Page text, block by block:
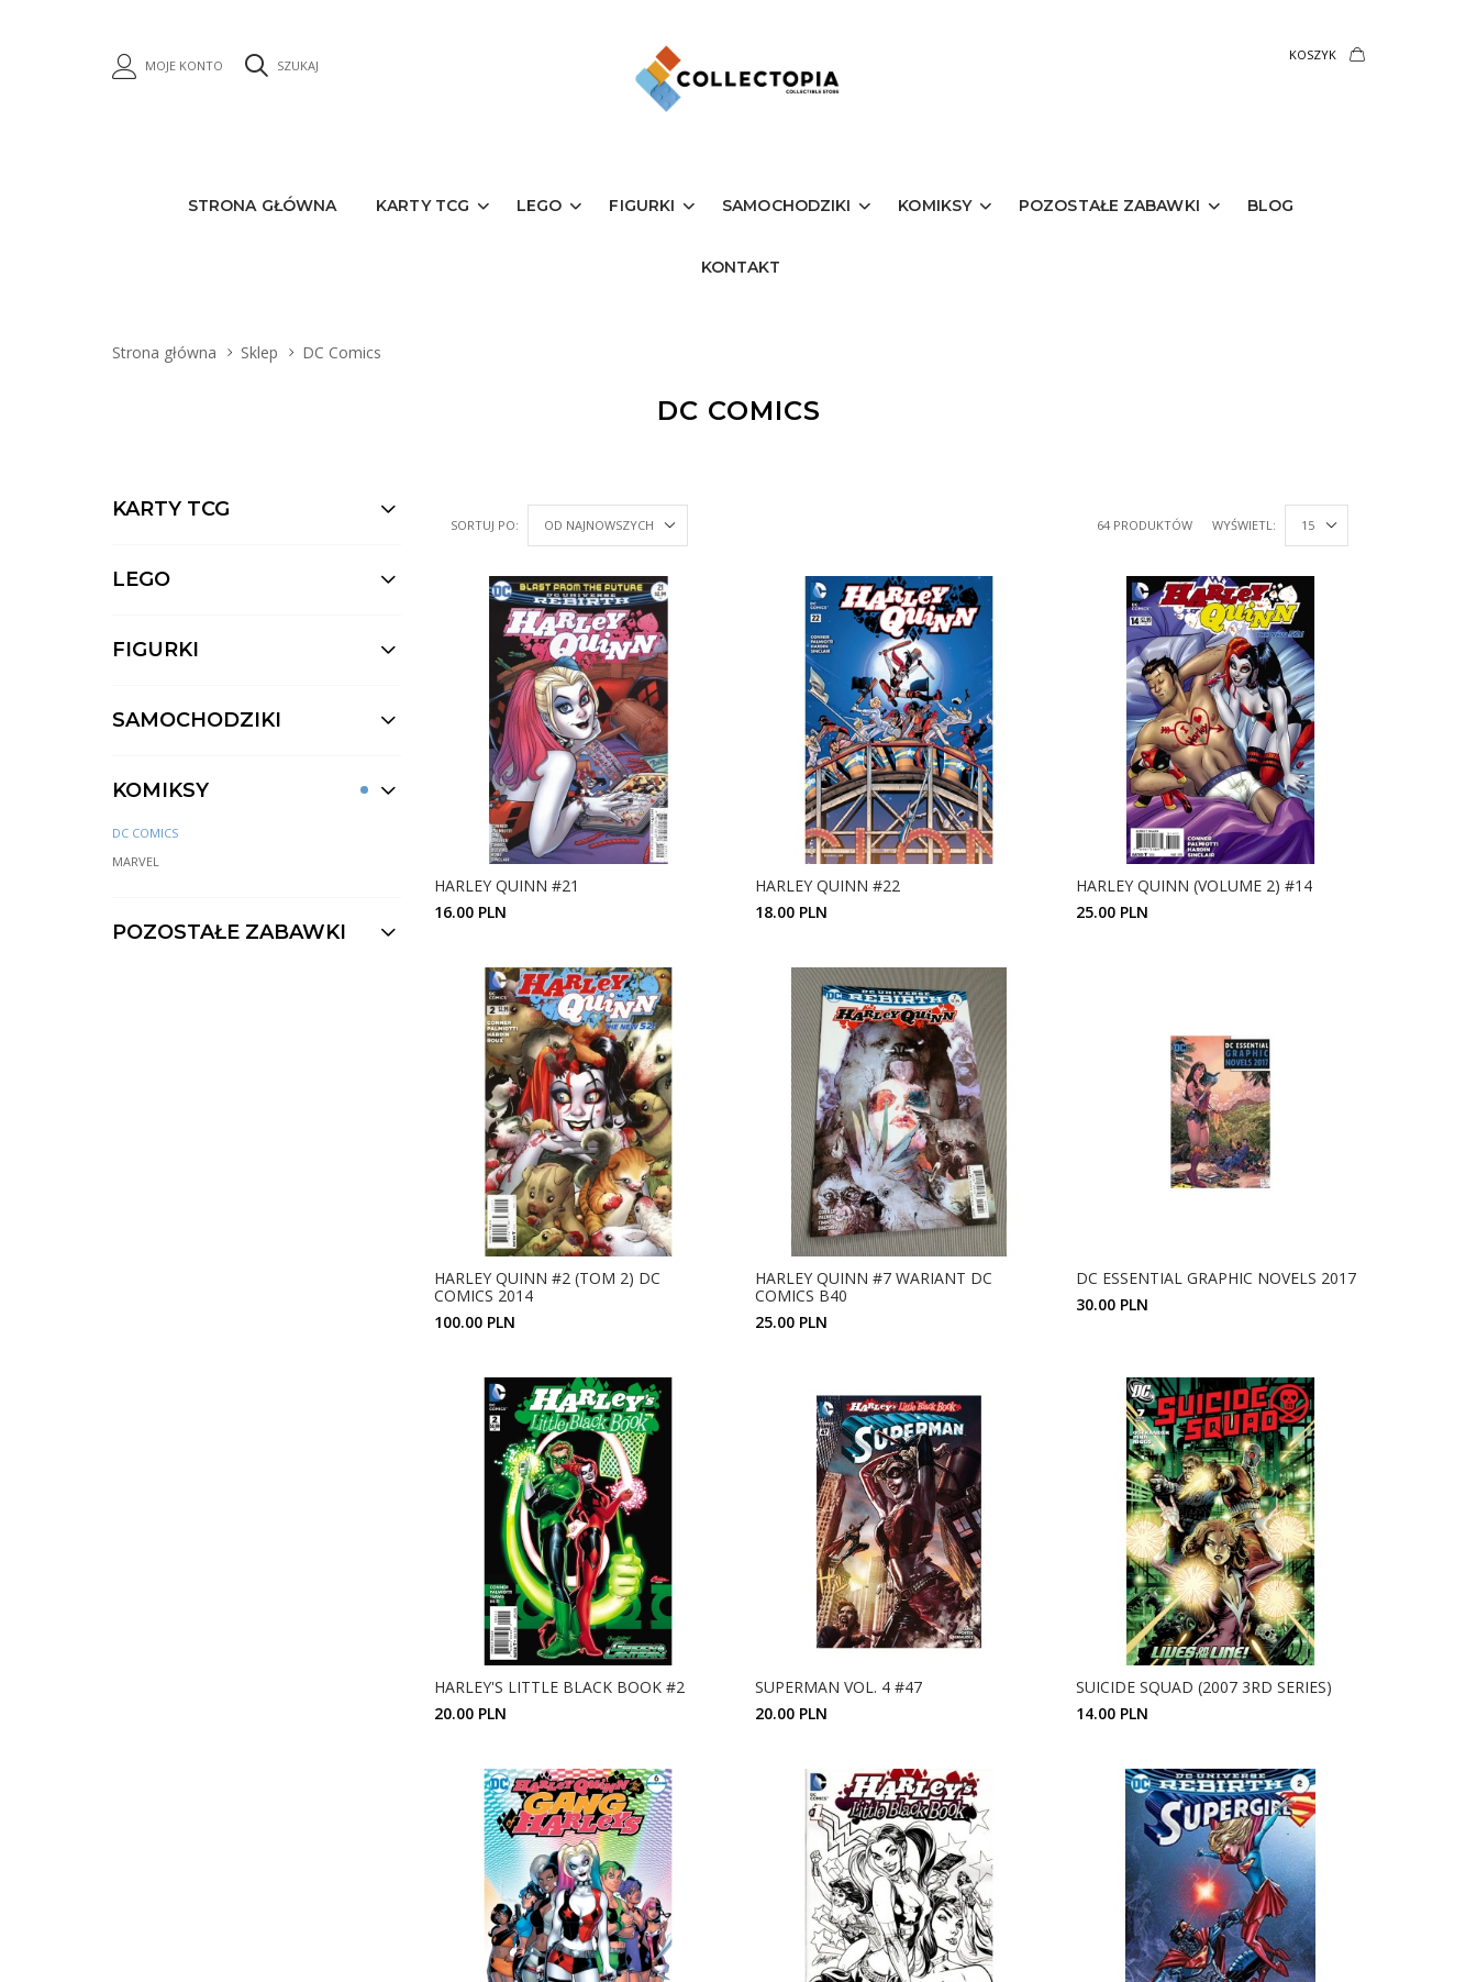
MOJE KONTO SZUKAJ
KOSZYK
STRONA GŁÓWNA KARTY TCG LEGO FIGURKI SAMOCHODZIKI KOMIKSY POZOSTAŁE ZABAWKI BLOG
KONTAKT
Strona główna Sklep DC Comics
DC COMICS
KARTY TCG
LEGO
FIGURKI
SAMOCHODZIKI
KOMIKSY
DC COMICS
MARVEL
POZOSTAŁE ZABAWKI
SORTUJ PO: 64 PRODUKTÓW WYŚWIETL:
HARLEY QUINN #21
16.00 PLN
HARLEY QUINN #22
18.00 PLN
HARLEY QUINN (VOLUME 2) #14
25.00 PLN
HARLEY QUINN #2 (TOM 2) DC
COMICS 2014
100.00 PLN
HARLEY QUINN #7 WARIANT DC
COMICS B40
25.00 PLN
DC ESSENTIAL GRAPHIC NOVELS 2017
30.00 PLN
HARLEY'S LITTLE BLACK BOOK #2
20.00 PLN
SUPERMAN VOL. 4 #47
20.00 PLN
SUICIDE SQUAD (2007 3RD SERIES)
14.00 PLN